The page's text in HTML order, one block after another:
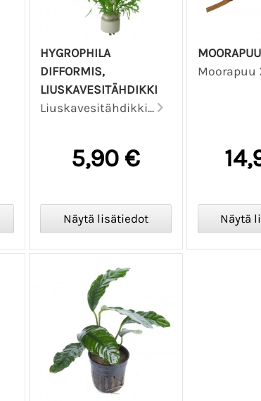
HYGROPHILA
DIFFORMIS,
LIUSKAVESITÄHDIKKI
Liuskavesitähdikki...
5,90 €
Moorapuu